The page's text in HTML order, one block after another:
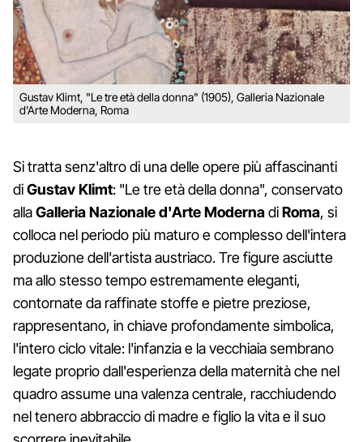
Gustav Klimt, "Le tre età della donna" (1905), Galleria Nazionale
d'Arte Moderna, Roma
Si tratta senz'altro di una delle opere più affascinanti
diGustav Klimt: "Le tre età della donna", conservato
allaGalleria Nazionale d'Arte ModernadiRoma, si
colloca nel periodo più maturo e complesso dell'intera
produzione dell'artista austriaco. Tre figure asciutte
ma allo stesso tempo estremamente eleganti,
contornate da raffinate stoffe e pietre preziose,
rappresentano, in chiave profondamente simbolica,
l'intero ciclo vitale: l'infanzia e la vecchiaia sembrano
legate proprio dall'esperienza della maternità che nel
quadro assume una valenza centrale, racchiudendo
nel tenero abbraccio di madre e figlio la vita e il suo